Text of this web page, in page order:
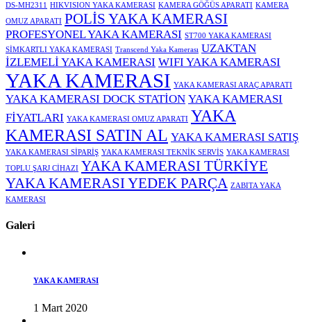
DS-MH2311
HIKVISION YAKA KAMERASI KAMERA GÖĞÜS APARATI KAMERA
OMUZ APARATI POLİS YAKA KAMERASI
PROFESYONEL YAKA KAMERASI ST700 YAKA KAMERASI
SİMKARTLI YAKA KAMERASI Transcend Yaka Kamerası UZAKTAN
İZLEMELİ YAKA KAMERASI WIFI YAKA KAMERASI
YAKA KAMERASI YAKA KAMERASI ARAÇ APARATI
YAKA KAMERASI DOCK STATİON YAKA KAMERASI
FİYATLARI YAKA KAMERASI OMUZ APARATI YAKA
KAMERASI SATIN AL YAKA KAMERASI SATIŞ
YAKA KAMERASI SİPARİŞ YAKA KAMERASI TEKNİK SERVİS YAKA KAMERASI
TOPLU ŞARJ CİHAZI YAKA KAMERASI TÜRKİYE
YAKA KAMERASI YEDEK PARÇA ZABITA YAKA
KAMERASI
Galeri
YAKA KAMERASI
1 Mart 2020